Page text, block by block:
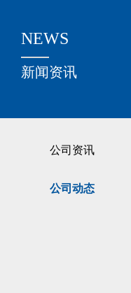
公司资讯
公司动态
关于我们
新闻资讯
NEWS